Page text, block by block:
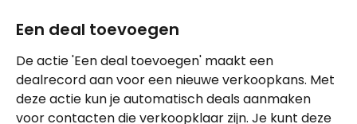
Een deal toevoegen
De actie 'Een deal toevoegen' maakt een
dealrecord aan voor een nieuwe verkoopkans. Met
deze actie kun je automatisch deals aanmaken
voor contacten die verkoopklaar zijn. Je kunt deze